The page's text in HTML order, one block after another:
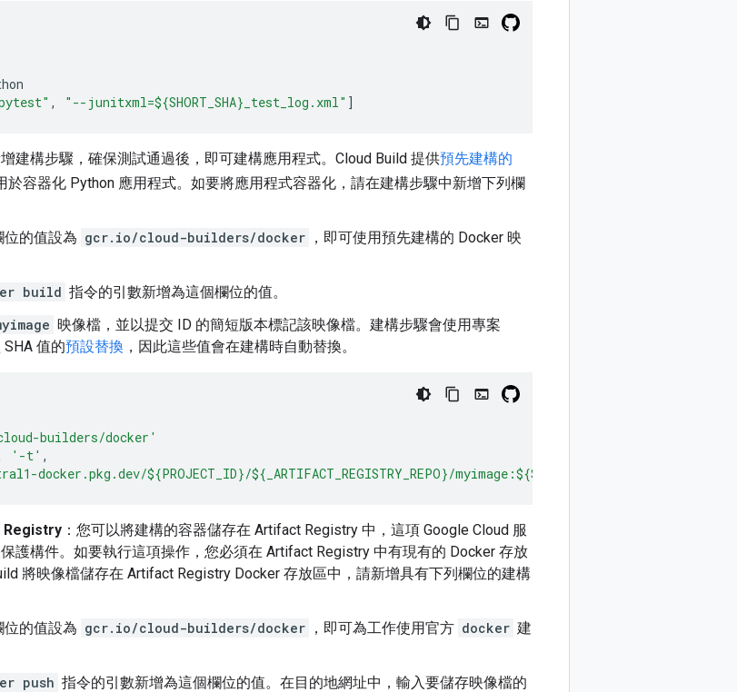
, "--junitxml=${SHORT_SHA}_test_log.xml" ]
建構步驟，確保測試通過後，即可建構應用程式。Cloud Build 提供預先建構的
於容器化 Python 應用程式。如要將應用程式容器化，請在建構步驟中新增下列欄
位的值設為 gcr.io/cloud-builders/docker ，即可使用預先建構的 Docker 映
build 指令的引數新增為這個欄位的值。
映像檔，並以提交 ID 的簡短版本標記該映像檔。建構步驟會使用專案
值的預設替換 ，因此這些值會在建構時自動替換。
builders/docker'
'-t' ,
docker.pkg.dev/${PROJECT_ID}/${_ARTIFACT_REGISTRY_REPO}/myimage:${SHORT_SHA}'
Registry ：您可以將建構的容器儲存在 Artifact Registry 中，這項 Google Cloud 服
護構件。如要執行這項操作，您必須在 Artifact Registry 中有現有的 Docker 存放
將映像檔儲存在 Artifact Registry Docker 存放區中，請新增具有下列欄位的建構
位的值設為 gcr.io/cloud-builders/docker ，即可為工作使用官方 docker 建
push 指令的引數新增為這個欄位的值。在目的地網址中，輸入要儲存映像檔的